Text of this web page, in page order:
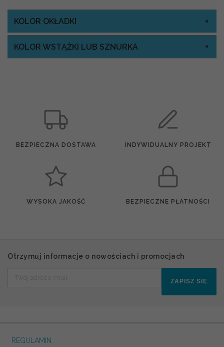
KOLOR OKŁADKI
KOLOR WSTĄŻKI LUB SZNURKA
BEZPIECZNA DOSTAWA INDYWIDUALNY PROJEKT
WYSOKA JAKOŚĆ BEZPIECZNE PŁATNOŚCI
Otrzymuj informacje o nowościach i promocjach
ZAPISZ SIĘ
REGULAMIN